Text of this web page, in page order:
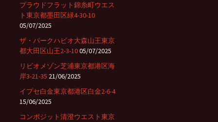
:プラウドフラット錦糸町ウエス
ト東京都墨田区緑4-30-10
05/07/2025
ザ・パークハビオ大森山王東京
都大田区山王2-3-1005/07/2025
リビオメゾン芝浦東京都港区海
岸3-21-35 21/06/2025
イプセ白金東京都港区白金2-6-4
15/06/2025
コンポジット清澄ウエスト東京